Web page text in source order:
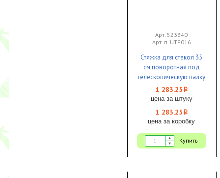
Арт. 523340
Арт. п. UTP016
Стяжка для стекол 35
см поворотная под
телескопическую палку
1/10 Uctem Plas
1 283.25 i
цена за штуку
1 283.25 i
цена за коробку
Купить